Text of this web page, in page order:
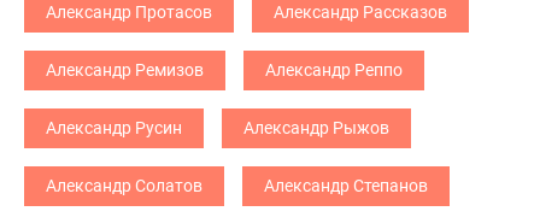
Александр Протасов Александр Рассказов
Александр Ремизов Александр Реппо
Александр Русин Александр Рыжов
Александр Солатов Александр Степанов